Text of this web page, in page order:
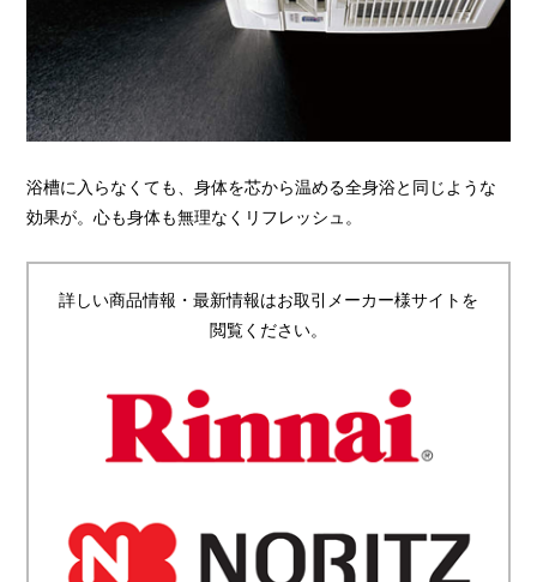
浴槽に入らなくても、身体を芯から温める全身浴と同じような
効果が。心も身体も無理なくリフレッシュ。
詳しい商品情報・最新情報はお取引メーカー様サイトを
閲覧ください。